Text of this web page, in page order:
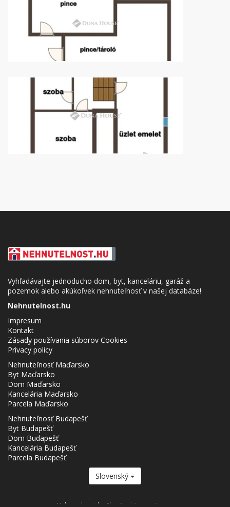
Vyhľadávajte jednoducho dom, byt, kanceláriu, garáž a
pozemok alebo akúkoľvek nehnuteľnosť v našej databáze!
Nehnutelnost.hu
Impresum
Kontakt
Zásady používania súborov Cookies
Privacy policy
Nehnuteľnosť Maďarsko
Byt Maďarsko
Dom Maďarsko
Kancelária Maďarsko
Parcela Maďarsko
Nehnuteľnosť Budapešť
Byt Budapešť
Dom Budapešť
Kancelária Budapešť
Parcela Budapešť
Slovenský
Nehnutelnost.hu člen Real Estate Group.